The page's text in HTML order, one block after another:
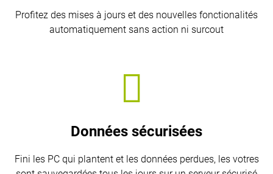
Profitez des mises à jours et des nouvelles fonctionalités
automatiquement sans action ni surcout
Données sécurisées
Fini les PC qui plantent et les données perdues, les votres